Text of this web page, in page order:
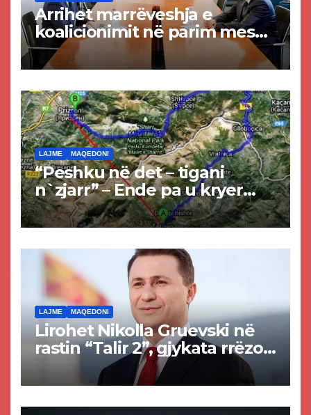
Arrihet marrëveshja e
koalicionimit në parim mes
Kurtit dhe Abdixhikut
LAJME MAQEDONI
“Peshku në det – tigani
n`zjarr” – Ende pa u kryer
projekti i tunelit, komuna e
Tetovës nis punimet për
LAJME MAQEDONI
Lirohet Nikolla Gruevski në
rastin “Talir 2”, gjykata rrëzon
akuzat për ndërtimin e
paligjshëm të selisë së